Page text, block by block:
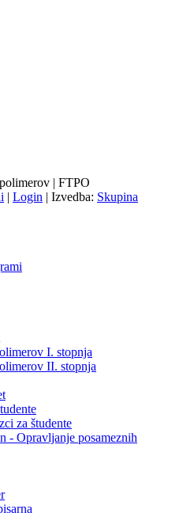
| FTPO
| Login | Izvedba: Skupina
I. stopnja
II. stopnja
za študente
- Opravljanje posameznih